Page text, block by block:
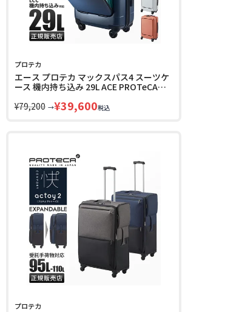
プロテカ
エース プロテカ マックスパス4 スーツケ
ース 機内持ち込み 29L ACE PROTeCA
¥79,200 →¥39,600税込
プロテカ